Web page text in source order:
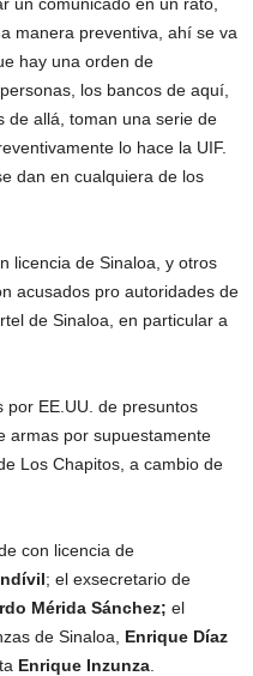
manera preventiva, ahí se va
hay una orden de
los bancos de aquí,
de allá, toman una serie de
lo hace la UIF.
dan en cualquiera de los
licencia de Sinaloa, y otros
acusados pro autoridades de
de Sinaloa, en particular a
por EE.UU. de presuntos
armas por supuestamente
Los Chapitos, a cambio de
con licencia de
; el exsecretario de
Mérida Sánchez; el
de Sinaloa, Enrique Díaz
Enrique Inzunza